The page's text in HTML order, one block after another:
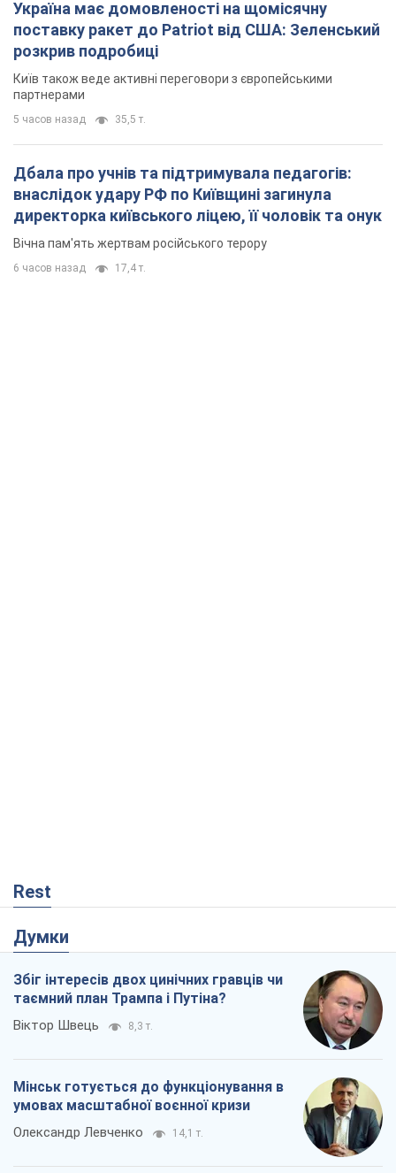
Україна має домовленості на щомісячну
поставку ракет до Patriot від США: Зеленський
розкрив подробиці
Київ також веде активні переговори з європейськими
партнерами
5 часов назад 35,5 т.
Дбала про учнів та підтримувала педагогів:
внаслідок удару РФ по Київщині загинула
директорка київського ліцею, її чоловік та онук
Вічна пам'ять жертвам російського терору
6 часов назад 17,4 т.
Rest
Думки
Збіг інтересів двох цинічних гравців чи
таємний план Трампа і Путіна?
Віктор Швець 8,3 т.
Мінськ готується до функціонування в
умовах масштабної воєнної кризи
Олександр Левченко 14,1 т.